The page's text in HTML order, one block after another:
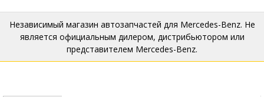
Независимый магазин автозапчастей для Mercedes-Benz. Не
является официальным дилером, дистрибьютором или
представителем Mercedes-Benz.